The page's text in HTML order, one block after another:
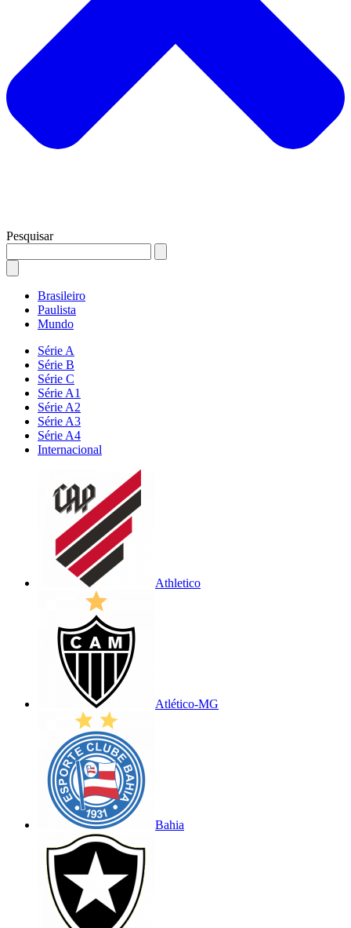
Pesquisar
Brasileiro
Paulista
Mundo
Série A
Série B
Série C
Série A1
Série A2
Série A3
Série A4
Internacional
Athletico
Atlético-MG
Bahia